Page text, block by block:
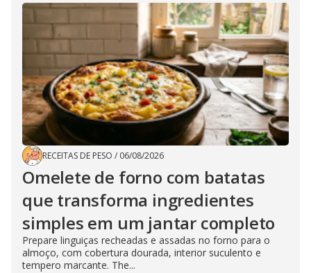
RECEITAS DE PESO / 06/08/2026
Omelete de forno com batatas
que transforma ingredientes
simples em um jantar completo
Prepare linguiças recheadas e assadas no forno para o
almoço, com cobertura dourada, interior suculento e
tempero marcante. The...